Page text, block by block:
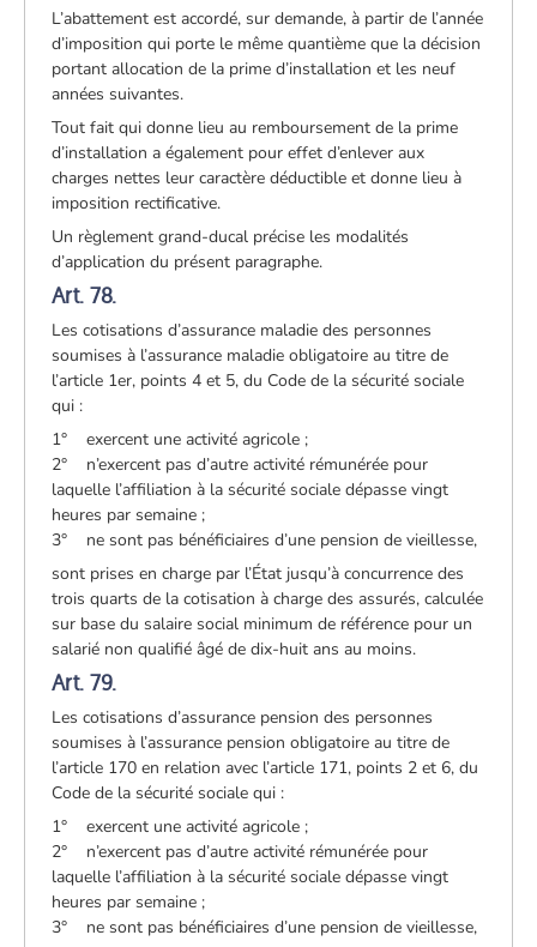
L’abattement est accordé, sur demande, à partir de l’année
d’imposition qui porte le même quantième que la décision
portant allocation de la prime d’installation et les neuf
années suivantes.
Tout fait qui donne lieu au remboursement de la prime
d’installation a également pour effet d’enlever aux
charges nettes leur caractère déductible et donne lieu à
imposition rectificative.
Un règlement grand-ducal précise les modalités
d’application du présent paragraphe.
Art. 78.
Les cotisations d’assurance maladie des personnes
soumises à l’assurance maladie obligatoire au titre de
l’article 1er, points 4 et 5, du Code de la sécurité sociale
qui :
1° exercent une activité agricole ;
2° n’exercent pas d’autre activité rémunérée pour
laquelle l’affiliation à la sécurité sociale dépasse vingt
heures par semaine ;
3° ne sont pas bénéficiaires d’une pension de vieillesse,
sont prises en charge par l’État jusqu’à concurrence des
trois quarts de la cotisation à charge des assurés, calculée
sur base du salaire social minimum de référence pour un
salarié non qualifié âgé de dix-huit ans au moins.
Art. 79.
Les cotisations d’assurance pension des personnes
soumises à l’assurance pension obligatoire au titre de
l’article 170 en relation avec l’article 171, points 2 et 6, du
Code de la sécurité sociale qui :
1° exercent une activité agricole ;
2° n’exercent pas d’autre activité rémunérée pour
laquelle l’affiliation à la sécurité sociale dépasse vingt
heures par semaine ;
3° ne sont pas bénéficiaires d’une pension de vieillesse,